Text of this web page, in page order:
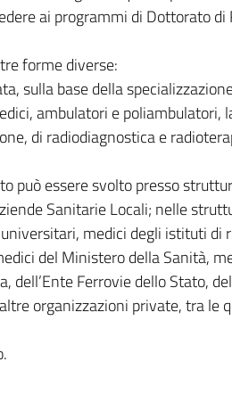
ai programmi di Dottorato di
forme diverse:
sulla base della
ambulatori e poliambulatori,
di radiodiagnostica e
può essere svolto presso
Sanitarie Locali; nelle
medici degli istituti di
del Ministero della Sanità,
Ferrovie dello Stato,
organizzazioni private, tra le